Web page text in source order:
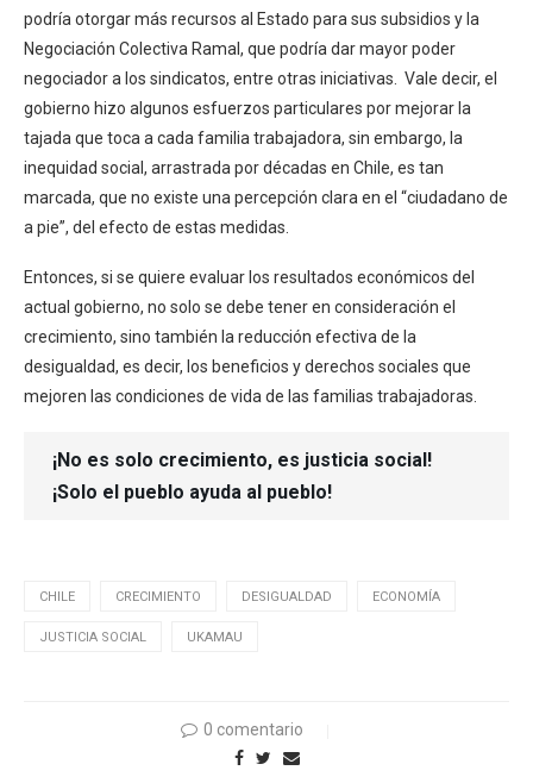
podría otorgar más recursos al Estado para sus subsidios y la
Negociación Colectiva Ramal, que podría dar mayor poder
negociador a los sindicatos, entre otras iniciativas. Vale decir, el
gobierno hizo algunos esfuerzos particulares por mejorar la
tajada que toca a cada familia trabajadora, sin embargo, la
inequidad social, arrastrada por décadas en Chile, es tan
marcada, que no existe una percepción clara en el “ciudadano de
a pie”, del efecto de estas medidas.
Entonces, si se quiere evaluar los resultados económicos del
actual gobierno, no solo se debe tener en consideración el
crecimiento, sino también la reducción efectiva de la
desigualdad, es decir, los beneficios y derechos sociales que
mejoren las condiciones de vida de las familias trabajadoras.
¡No es solo crecimiento, es justicia social!
¡Solo el pueblo ayuda al pueblo!
CHILE CRECIMIENTO DESIGUALDAD ECONOMÍA
JUSTICIA SOCIAL UKAMAU
0 comentario